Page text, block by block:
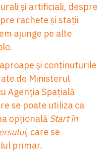
și artificiali, despre
rachete și stații
ajunge pe alte
și conținuturile
de Ministerul
Agenția Spațială
se poate utiliza ca
opțională Startîn
, care se
primar.